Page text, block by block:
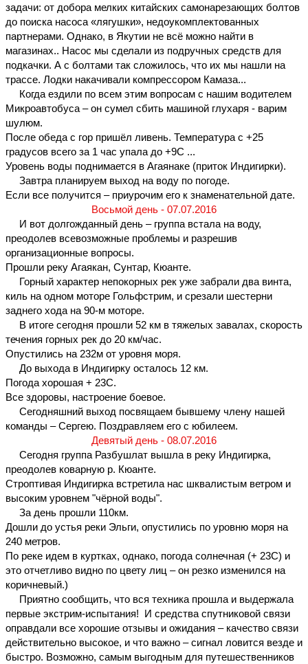
задачи: от добора мелких китайских самонарезающих болтов
до поиска насоса «лягушки», недоукомплектованных
партнерами. Однако, в Якутии не всё можно найти в
магазинах.. Насос мы сделали из подручных средств для
подкачки. А с болтами так сложилось, что их мы нашли на
трассе. Лодки накачивали компрессором Камаза...
Микроавтобуса – он сумел сбить машиной глухаря - варим
шулюм.
После обеда с гор пришёл ливень. Температура с +25
градусов всего за 1 час упала до +9С ...
Уровень воды поднимается в Агаянаке (приток Индигирки).
Завтра планируем выход на воду по погоде.
Если все получится – приурочим его к знаменательной дате.
Восьмой день - 07.07.2016
преодолев всевозможные проблемы и разрешив
организационные вопросы.
Прошли реку Агаякан, Сунтар, Кюанте.
киль на одном моторе Гольфстрим, и срезали шестерни
заднего хода на 90-м моторе.
течения горных рек до 20 км/час.
Опустились на 232м от уровня моря.
До выхода в Индигирку осталось 12 км.
Погода хорошая + 23С.
Все здоровы, настроение боевое.
команды – Сергею. Поздравляем его с юбилеем.
Девятый день - 08.07.2016
преодолев коварную р. Кюанте.
Строптивая Индигирка встретила нас шквалистым ветром и
высоким уровнем "чёрной воды".
За день прошли 110км.
Дошли до устья реки Эльги, опустились по уровню моря на
240 метров.
По реке идем в куртках, однако, погода солнечная (+ 23С) и
это отчетливо видно по цвету лиц – он резко изменился на
коричневый.)
первые экстрим-испытания!  И средства спутниковой связи
оправдали все хорошие отзывы и ожидания – качество связи
действительно высокое, и что важно – сигнал ловится везде и
быстро. Возможно, самым выгодным для путешественников